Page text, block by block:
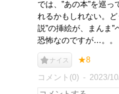
では、”あの本”を巡
れるかもしれない。
説”の挿絵が、まんま”
恐怖なのですが…。。
ナイス ★8
コメント(0) 2023/